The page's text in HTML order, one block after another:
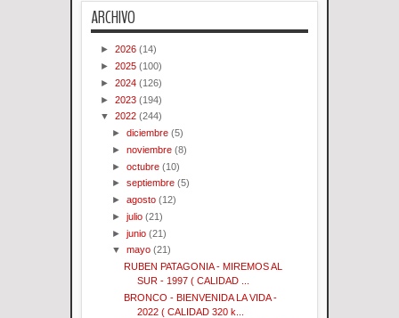
ARCHIVO
► 2026 (14)
► 2025 (100)
► 2024 (126)
► 2023 (194)
▼ 2022 (244)
►diciembre (5)
►noviembre (8)
►octubre (10)
►septiembre (5)
►agosto (12)
►julio (21)
►junio (21)
▼mayo (21)
RUBEN PATAGONIA - MIREMOS AL
SUR - 1997 ( CALIDAD ...
BRONCO - BIENVENIDA LA VIDA -
2022 ( CALIDAD 320 k...